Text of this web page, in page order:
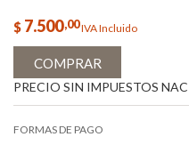
$ 7.500,00IVA Incluido
COMPRAR
PRECIO SIN IMPUESTOS
FORMAS DE PAGO